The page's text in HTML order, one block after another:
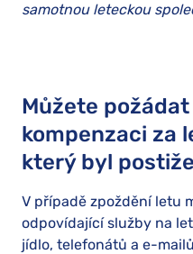
samotnou leteckou
Můžete
kompenzaci za
který byl
V případě zpoždění letu
odpovídající služby na
jídlo, telefonátů a e-